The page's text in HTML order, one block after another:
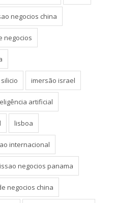
negocios china
negocios
imersão israel
artificial
lisboa
internacional
negocios panama
negocios china